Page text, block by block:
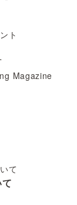
ト
Magazine
て